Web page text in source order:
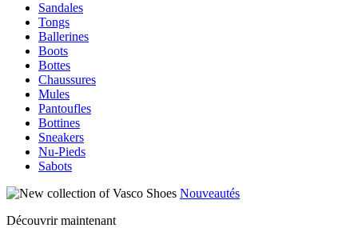
Sandales
Tongs
Ballerines
Boots
Bottes
Chaussures
Mules
Pantoufles
Bottines
Sneakers
Nu-Pieds
Sabots
Nouveautés
Découvrir maintenant